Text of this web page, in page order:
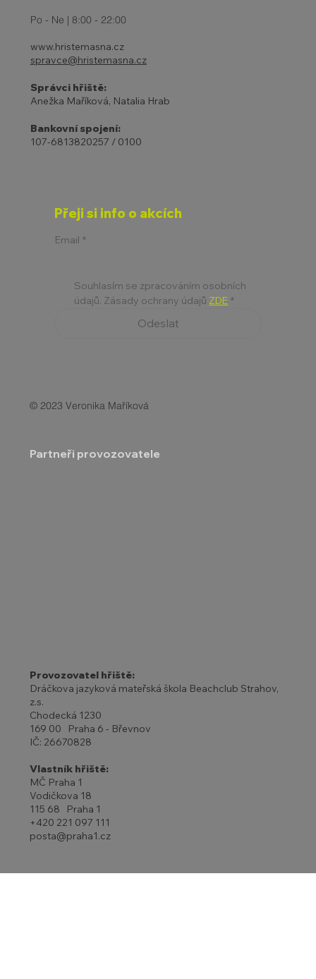
Provozovatel hřiště:
Dráčkova jazyková mateřská škola Beachclub Strahov,
z.s.
Chodecká 1230
169 00 Praha 6 - Břevnov
IČ: 26670828
Vlastník hřiště:
MČ Praha 1
Vodičkova 18
115 68 Praha 1
+420 221 097 111
posta@praha1.cz
Po - Ne | 8:00 - 22:00
www.hristemasna.cz
spravce@hristemasna.cz
Správci hřiště:
Anežka Maříková, Natalia Hrab
Bankovní spojení:
107-6813820257 / 0100
Přeji si info o akcích
Email *
Souhlasím se zpracováním osobních
údajů. Zásady ochrany údajů ZDE *
Odeslat
© 2023 Veronika Maříková
Partneři provozovatele